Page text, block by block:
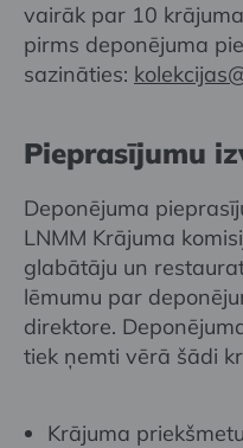
vairāk par 10
pirms deponējuma
sazināties:
Pieprasījumu
Deponējuma
LNMM Krājuma
glabātāju un
lēmumu par
direktore.
tiek ņemti vērā šādi
Krājuma